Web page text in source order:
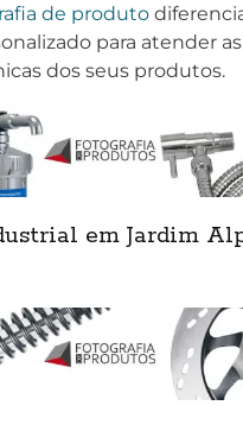
de produto
para atender as
dos seus produtos.
em Jardim